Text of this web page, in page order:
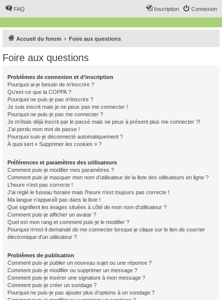
FAQ Connexion
Inscription
Accueil du forum Foire aux questions
Foire aux questions
Problèmes de connexion et d’inscription
Pourquoi ai-je besoin de m’inscrire ?
Qu’est-ce que la COPPA ?
Pourquoi ne puis-je pas m’inscrire ?
Je suis inscrit mais je ne peux pas me connecter !
Pourquoi ne puis-je pas me connecter ?
Je m’étais déjà inscrit par le passé mais ne peux à présent plus me connecter ?!
J’ai perdu mon mot de passe !
Pourquoi suis-je déconnecté automatiquement ?
À quoi sert « Supprimer les cookies » ?
Préférences et paramètres des utilisateurs
Comment puis-je modifier mes paramètres ?
Comment puis-je masquer mon nom d’utilisateur de la liste des utilisateurs en ligne ?
L’heure n’est pas correcte !
J’ai réglé le fuseau horaire mais l’heure n’est toujours pas correcte !
Ma langue n’apparaît pas dans la liste !
Que signifient les images situées à côté de mon nom d’utilisateur ?
Comment puis-je afficher un avatar ?
Quel est mon rang et comment puis-je le modifier ?
Pourquoi m’est-il demandé de me connecter lorsque je clique sur le lien de courrier
électronique d’un utilisateur ?
Problèmes de publication
Comment puis-je publier un nouveau sujet ou une réponse ?
Comment puis-je modifier ou supprimer un message ?
Comment puis-je insérer une signature à mon message ?
Comment puis-je créer un sondage ?
Pourquoi ne puis-je pas ajouter plus d’options à un sondage ?